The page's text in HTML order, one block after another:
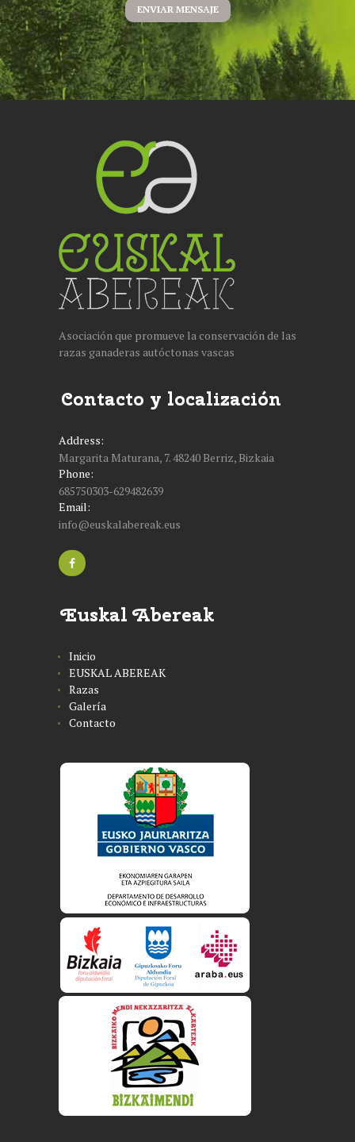
ENVIAR MENSAJE
Asociación que promueve la conservación de las
razas ganaderas autóctonas vascas
Contacto y localización
Address:
Margarita Maturana, 7. 48240 Berriz, Bizkaia
Phone:
685750303-629482639
Email:
info@euskalabereak.eus
Euskal Abereak
Inicio
EUSKAL ABEREAK
Razas
Galería
Contacto